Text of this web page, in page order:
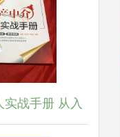
实战手册 从入